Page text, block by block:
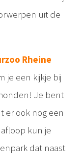
uit de
Rheine
je een kijkje bij
Je bent
er ook nog een
kun je
dat naast